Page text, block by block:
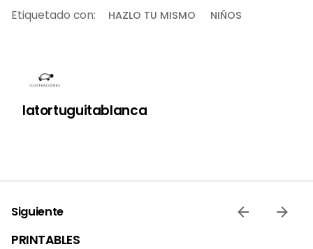
Etiquetado con: HAZLO TU MISMO NIÑOS
latortuguitablanca
Siguiente
PRINTABLES